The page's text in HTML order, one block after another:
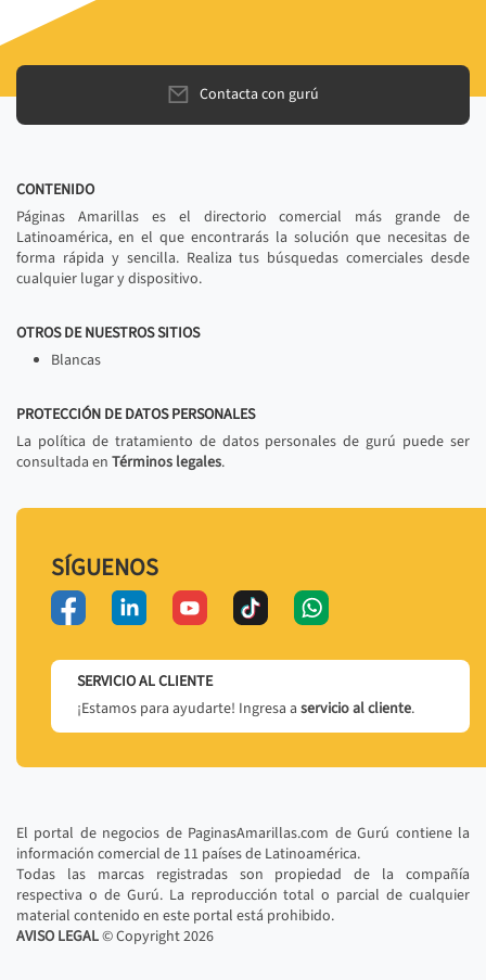
Contacta con gurú
CONTENIDO
Páginas Amarillas es el directorio comercial más grande de
Latinoamérica, en el que encontrarás la solución que necesitas de
forma rápida y sencilla. Realiza tus búsquedas comerciales desde
cualquier lugar y dispositivo.
OTROS DE NUESTROS SITIOS
Blancas
PROTECCIÓN DE DATOS PERSONALES
La política de tratamiento de datos personales de gurú puede ser
consultada en Términos legales.
SÍGUENOS
SERVICIO AL CLIENTE
¡Estamos para ayudarte! Ingresa a servicio al cliente.
El portal de negocios de PaginasAmarillas.com de Gurú contiene la
información comercial de 11 países de Latinoamérica.
Todas las marcas registradas son propiedad de la compañía
respectiva o de Gurú. La reproducción total o parcial de cualquier
material contenido en este portal está prohibido.
AVISO LEGAL© Copyright2026